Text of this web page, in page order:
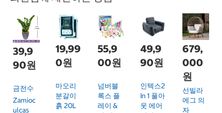
39,9
90원
금전수
Zamioc
Ulcas
19,99
0원
마오리
분갈이
흙 20L
55,9
00원
넘버블
록스 플
레이 &
49,9
90원
인텍스2
In 1 풀아
웃 에어
679,
000
원
선빌라
에그 의
자